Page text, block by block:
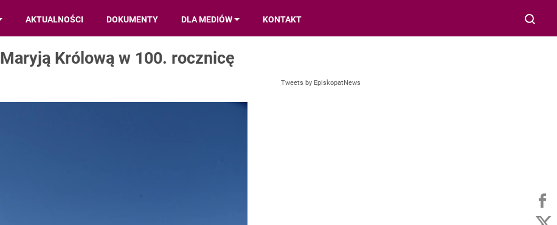
AKTUALNOŚCI DOKUMENTY DLA MEDIÓW KONTAKT
Królową w 100. rocznicę
Tweets by EpiskopatNews